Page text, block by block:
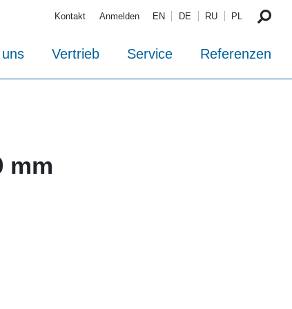
Kontakt Anmelden EN DE RU PL
Vertrieb Service Referenzen
mm